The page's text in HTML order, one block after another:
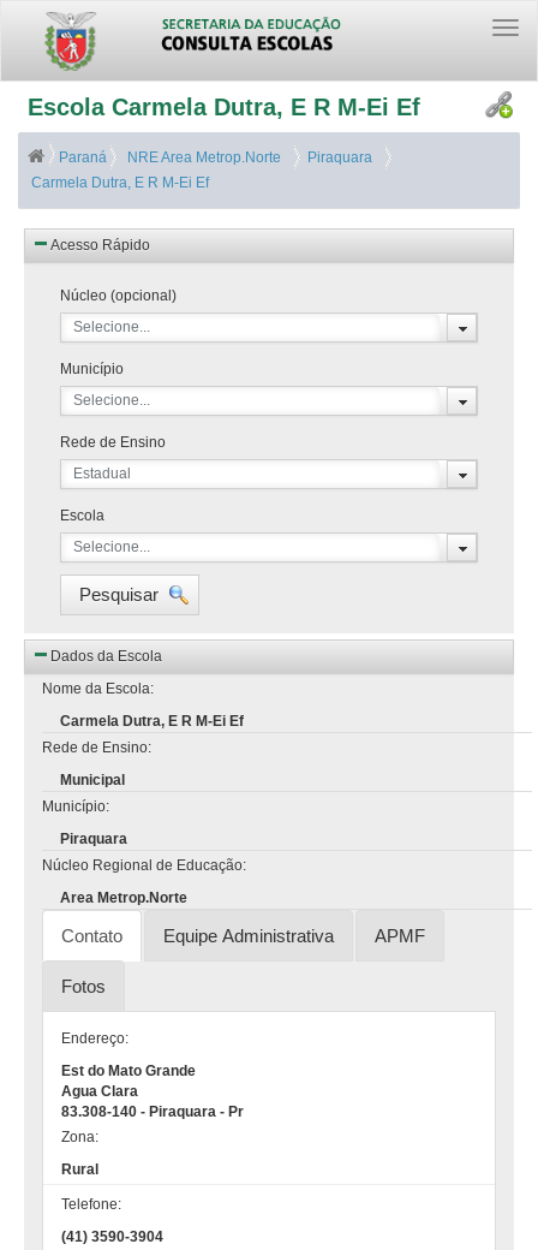
Escola Carmela Dutra, E R M-Ei Ef
Paraná NRE Area Metrop.Norte
Piraquara
Carmela Dutra, E R M-Ei Ef
Acesso Rápido
Núcleo (opcional)
Selecione...
Município
Selecione...
Rede de Ensino
Estadual
Escola
Selecione...
Pesquisar
Dados da Escola
Nome da Escola:
Carmela Dutra, E R M-Ei Ef
Rede de Ensino:
Municipal
Município:
Piraquara
Núcleo Regional de Educação:
Area Metrop.Norte
Contato Equipe Administrativa APMF
Fotos
Endereço:
Est do Mato Grande
Agua Clara
83.308-140 - Piraquara - Pr
Zona:
Rural
Telefone:
(41) 3590-3904